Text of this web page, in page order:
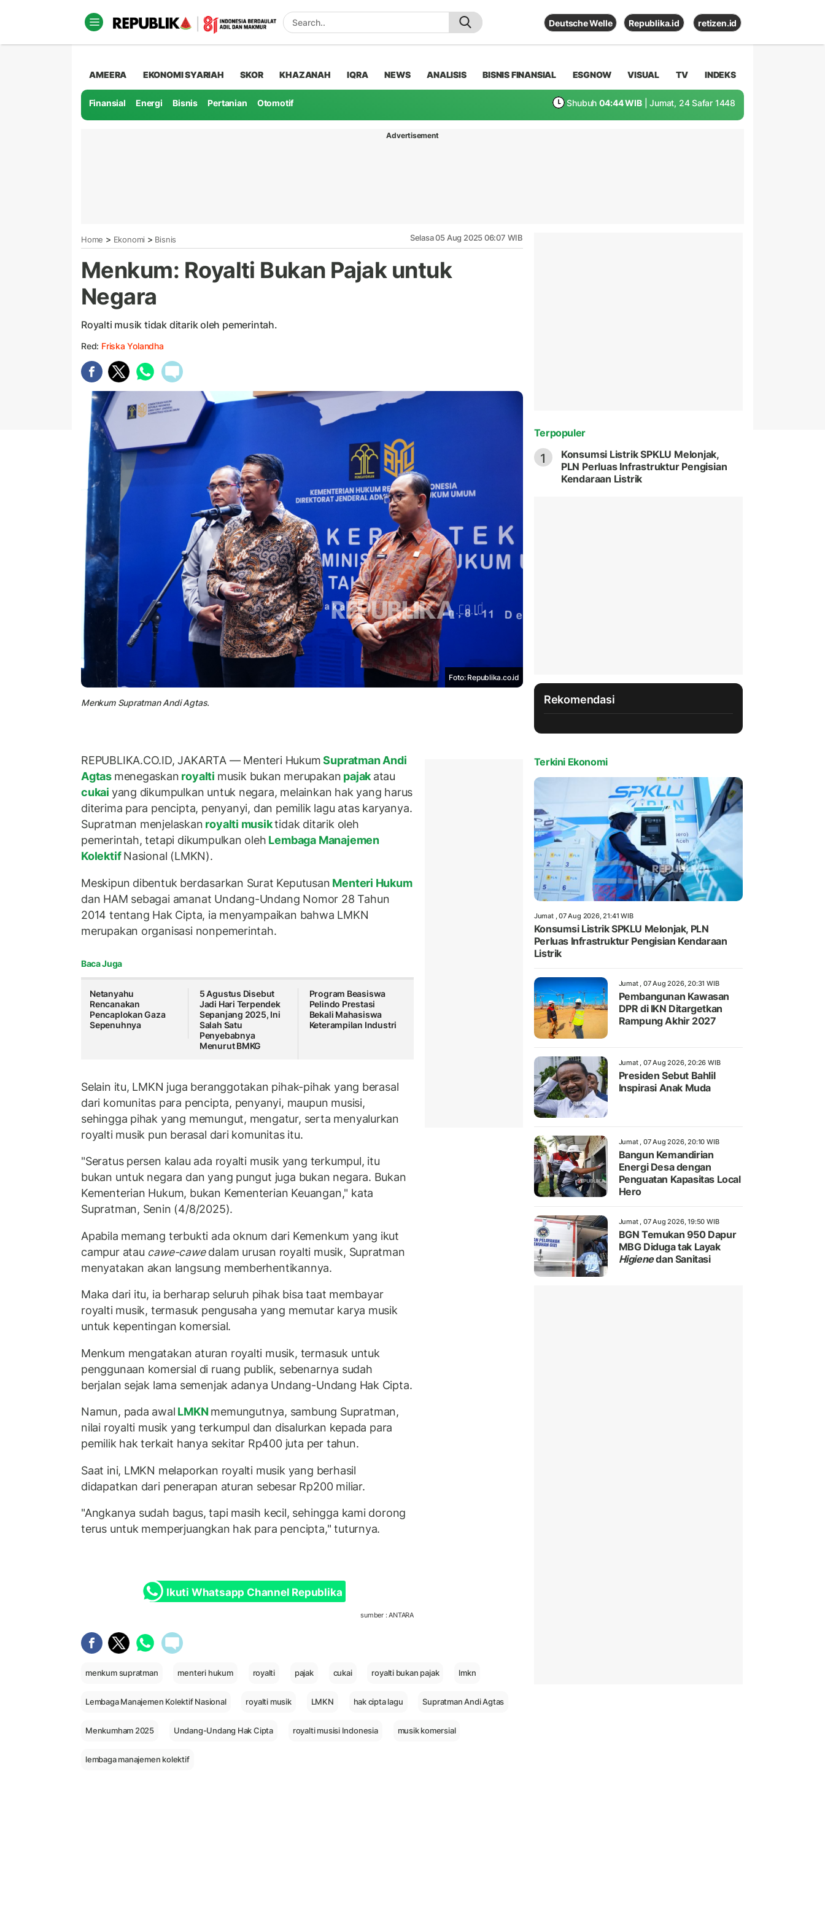
Deutsche Welle Republika.id retizen.id
AMEERA EKONOMI SYARIAH SKOR KHAZANAH IQRA NEWS ANALISIS BISNIS FINANSIAL ESGNOW VISUAL TV INDEKS
Finansial Energi Bisnis Pertanian Otomotif Shubuh 04:44 WIB | Jumat, 24 Safar 1448
Advertisement
Home > Ekonomi > Bisnis Selasa 05 Aug 2025 06:07 WIB
Menkum: Royalti Bukan Pajak untuk
Negara
Royalti musik tidak ditarik oleh pemerintah.
Red: Friska Yolandha
Foto: Republika.co.id
Menkum Supratman Andi Agtas.
REPUBLIKA.CO.ID, JAKARTA — Menteri HukumSupratman Andi
Agtas menegaskan royalti musik bukan merupakan pajak atau
cukai yang dikumpulkan untuk negara, melainkan hak yang harus
diterima para pencipta, penyanyi, dan pemilik lagu atas karyanya.
Supratman menjelaskan royalti musiktidak ditarik oleh
pemerintah, tetapi dikumpulkan oleh Lembaga Manajemen
KolektifNasional (LMKN).
Meskipun dibentuk berdasarkan Surat Keputusan Menteri Hukum
dan HAM sebagai amanat Undang-Undang Nomor 28 Tahun
2014 tentang Hak Cipta, ia menyampaikan bahwa LMKN
merupakan organisasi nonpemerintah.
Baca Juga
Netanyahu
Rencanakan
Pencaplokan Gaza
Sepenuhnya
5 Agustus Disebut
Jadi Hari Terpendek
Sepanjang 2025, Ini
Salah Satu
Penyebabnya
Menurut BMKG
Program Beasiswa
Pelindo Prestasi
Bekali Mahasiswa
Keterampilan Industri
Selain itu, LMKN juga beranggotakan pihak-pihak yang berasal
dari komunitas para pencipta, penyanyi, maupun musisi,
sehingga pihak yang memungut, mengatur, serta menyalurkan
royalti musik pun berasal dari komunitas itu.
"Seratus persen kalau ada royalti musik yang terkumpul, itu
bukan untuk negara dan yang pungut juga bukan negara. Bukan
Kementerian Hukum, bukan Kementerian Keuangan," kata
Supratman, Senin (4/8/2025).
Apabila memang terbukti ada oknum dari Kemenkum yang ikut
campur atau cawe-cawedalam urusan royalti musik, Supratman
menyatakan akan langsung memberhentikannya.
Maka dari itu, ia berharap seluruh pihak bisa taat membayar
royalti musik, termasuk pengusaha yang memutar karya musik
untuk kepentingan komersial.
Menkum mengatakan aturan royalti musik, termasuk untuk
penggunaan komersial di ruang publik, sebenarnya sudah
berjalan sejak lama semenjak adanya Undang-Undang Hak Cipta.
Namun, pada awal LMKN memungutnya, sambung Supratman,
nilai royalti musik yang terkumpul dan disalurkan kepada para
pemilik hak terkait hanya sekitar Rp400 juta per tahun.
Saat ini, LMKN melaporkan royalti musik yang berhasil
didapatkan dari penerapan aturan sebesar Rp200 miliar.
"Angkanya sudah bagus, tapi masih kecil, sehingga kami dorong
terus untuk memperjuangkan hak para pencipta," tuturnya.
Ikuti Whatsapp Channel Republika
sumber : ANTARA
menkum supratman menteri hukum royalti pajak cukai royalti bukan pajak lmkn
Lembaga Manajemen Kolektif Nasional royalti musik LMKN hak cipta lagu Supratman Andi Agtas
Menkumham 2025 Undang-Undang Hak Cipta royalti musisi Indonesia musik komersial
lembaga manajemen kolektif
Terpopuler
1
Konsumsi Listrik SPKLU Melonjak,
PLN Perluas Infrastruktur Pengisian
Kendaraan Listrik
Rekomendasi
Terkini Ekonomi
Jumat , 07 Aug 2026, 21:41 WIB
Konsumsi Listrik SPKLU Melonjak, PLN
Perluas Infrastruktur Pengisian Kendaraan
Listrik
Jumat , 07 Aug 2026, 20:31 WIB
Pembangunan Kawasan
DPR di IKN Ditargetkan
Rampung Akhir 2027
Jumat , 07 Aug 2026, 20:26 WIB
Presiden Sebut Bahlil
Inspirasi Anak Muda
Jumat , 07 Aug 2026, 20:10 WIB
Bangun Kemandirian
Energi Desa dengan
Penguatan Kapasitas Local
Hero
Jumat , 07 Aug 2026, 19:50 WIB
BGN Temukan 950 Dapur
MBG Diduga tak Layak
Higienedan Sanitasi